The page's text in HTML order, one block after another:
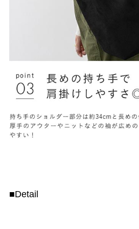
■Detail